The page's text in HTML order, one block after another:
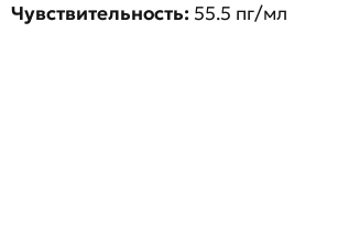
Чувствительность: 55.5 пг/мл